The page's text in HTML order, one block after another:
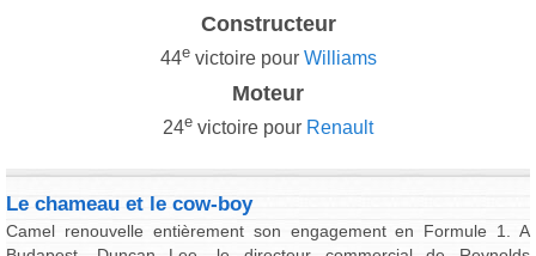
Constructeur
44evictoire pour Williams
Moteur
24e victoire pour Renault
Le chameau et le cow-boy
Camel renouvelle entièrement son engagement en Formule 1. A